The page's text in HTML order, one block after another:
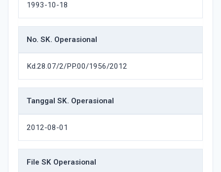
1993-10-18
No. SK. Operasional
Kd.28.07/2/PP.00/1956/2012
Tanggal SK. Operasional
2012-08-01
File SK Operasional